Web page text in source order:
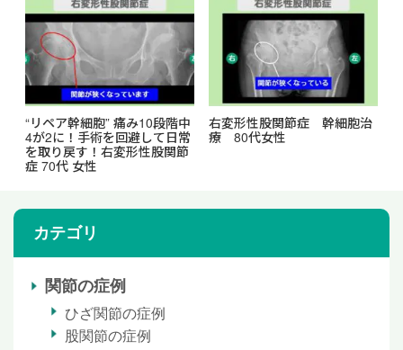
“リペア幹細胞” 痛み10段階中
4が2に！手術を回避して日常
を取り戻す！右変形性股関節
症 70代 女性
右変形性股関節症 幹細胞治
療 80代女性
カテゴリ
関節の症例
ひざ関節の症例
股関節の症例